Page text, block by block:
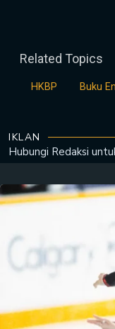
Related Topics
HKBP Buku
IKLAN
Hubungi Redaksi